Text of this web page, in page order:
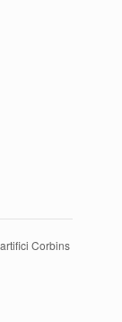
Corbins